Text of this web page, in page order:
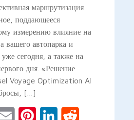
маршрутизация
поддающееся
измерению влияние на
вашего автопарка и
уже сегодня, а также на
дня. «Решение
Voyage Optimization AI
[…]
Email PinterestLinkedIn